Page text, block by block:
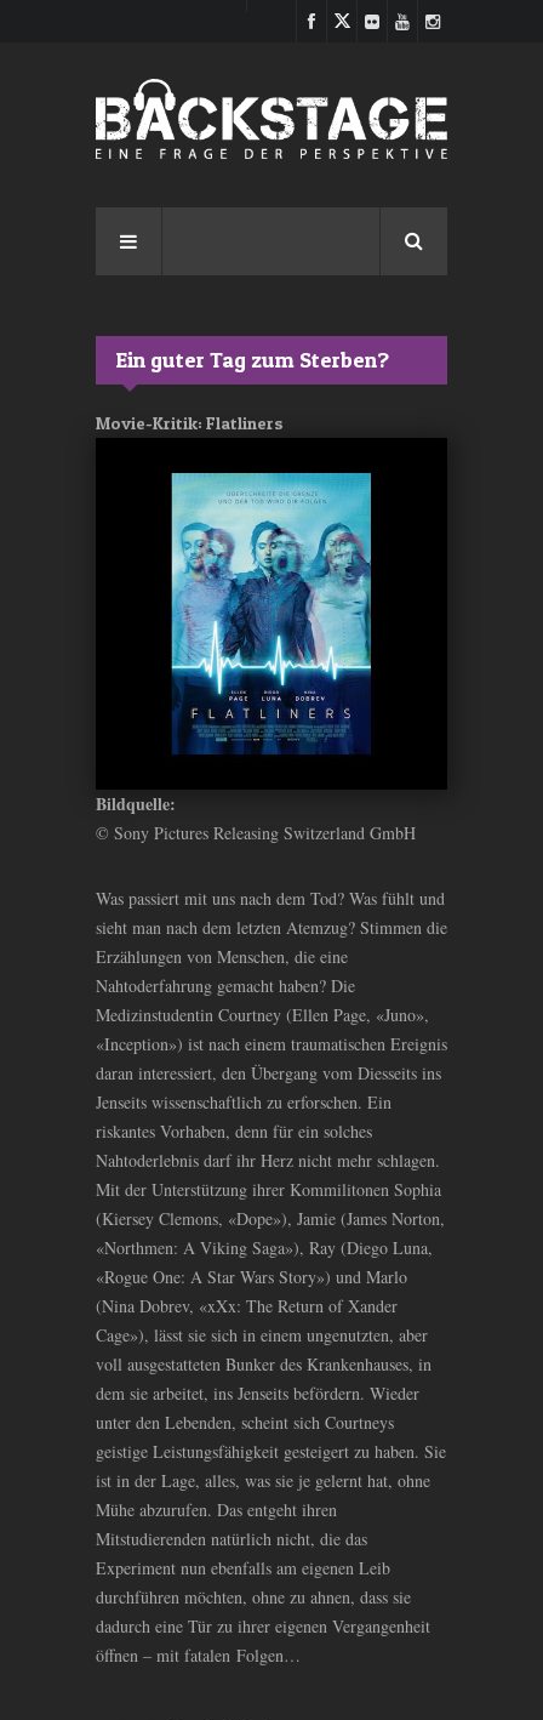
Ein guter Tag zum Sterben?
Movie-Kritik: Flatliners
Bildquelle:
© Sony Pictures Releasing Switzerland GmbH
Was passiert mit uns nach dem Tod? Was fühlt und
sieht man nach dem letzten Atemzug? Stimmen die
Erzählungen von Menschen, die eine
Nahtoderfahrung gemacht haben? Die
Medizinstudentin Courtney (Ellen Page, «Juno»,
«Inception») ist nach einem traumatischen Ereignis
daran interessiert, den Übergang vom Diesseits ins
Jenseits wissenschaftlich zu erforschen. Ein
riskantes Vorhaben, denn für ein solches
Nahtoderlebnis darf ihr Herz nicht mehr schlagen.
Mit der Unterstützung ihrer Kommilitonen Sophia
(Kiersey Clemons, «Dope»), Jamie (James Norton,
«Northmen: A Viking Saga»), Ray (Diego Luna,
«Rogue One: A Star Wars Story») und Marlo
(Nina Dobrev, «xXx: The Return of Xander
Cage»), lässt sie sich in einem ungenutzten, aber
voll ausgestatteten Bunker des Krankenhauses, in
dem sie arbeitet, ins Jenseits befördern. Wieder
unter den Lebenden, scheint sich Courtneys
geistige Leistungsfähigkeit gesteigert zu haben. Sie
ist in der Lage, alles, was sie je gelernt hat, ohne
Mühe abzurufen. Das entgeht ihren
Mitstudierenden natürlich nicht, die das
Experiment nun ebenfalls am eigenen Leib
durchführen möchten, ohne zu ahnen, dass sie
dadurch eine Tür zu ihrer eigenen Vergangenheit
öffnen – mit fatalen Folgen…